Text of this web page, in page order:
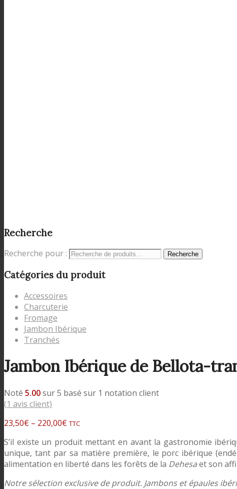
Recherche
Recherche pour : Recherche
Catégories du produit
Accessoires
Charcuterie
Fromage
Jambon Ibérique
Tranchés
Jambon Ibérique de Bellota-
Noté 5.00sur 5 basé sur 1 notation client
(1 avis client)
23,50€ – 220,00€ TTC
S’il existe un produit mettant en avant la gastronomie
unique, tant par sa matière première, le porc ibérique
alimentation en liberté dans les forêts de la Dehesaet son
Notre sélection exclusive de produit. Jambons et épaules